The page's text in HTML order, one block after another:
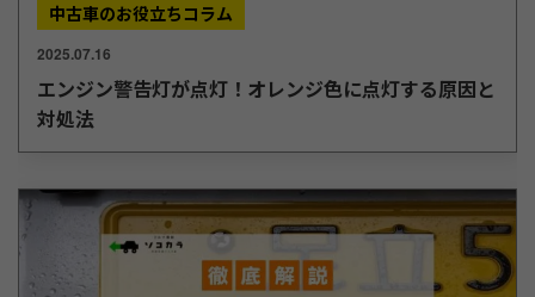
中古車のお役立ちコラム
2025.07.16
エンジン警告灯が点灯！オレンジ色に点灯する原因と
対処法